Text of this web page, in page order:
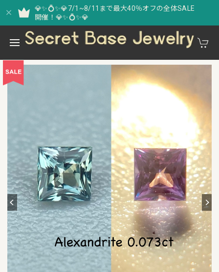
💎✨💍✨💎7/1~8/11まで最大40％オフの全体SALE
開催！💎✨💍✨💎